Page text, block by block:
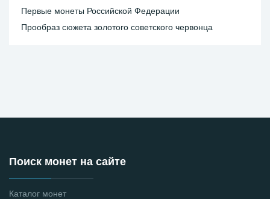
Первые монеты Российской Федерации
Прообраз сюжета золотого советского червонца
Поиск монет на сайте
Каталог монет